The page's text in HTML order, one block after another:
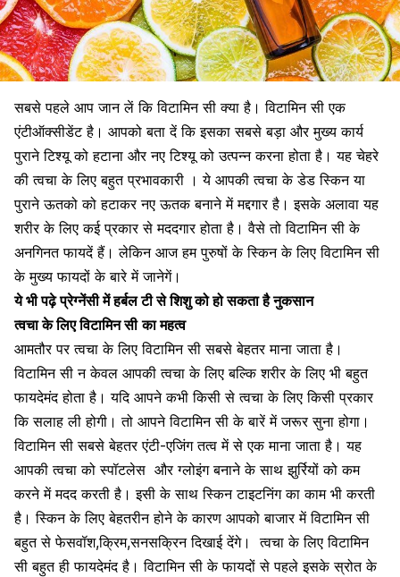
सबसे पहले आप जान लें किविटामिन सी क्या है। विटामिन सी एक
एंटीऑक्सीडेंट है। आपको बता दें कि इसका सबसे बड़ा और मुख्य कार्य
पुराने टिश्यू को हटाना और नए टिश्यू को उत्पन्न करना होता है। यह चेहरे
की त्वचा के लिए बहुत प्रभावकारी । ये आपकीत्वचा के डेड स्किनया
पुराने ऊतको को हटाकर नए ऊतक बनाने में मद्दगार है। इसके अलावा यह
शरीर के लिए कई प्रकार से मददगार होता है। वैसे तो विटामिन सी के
अनगिनत फायदें हैं। लेकिन आज हम पुरुषों केस्किन के लिए विटामिन सी
के मुख्य फायदों के बारे में जानेगें।
ये भी पढ़ेप्रेग्नेंसी में हर्बल टी से शिशु को हो सकता है नुकसान
त्वचा के लिए विटामिन सी का महत्व
आमतौर पर त्वचा के लिएविटामिन सी सबसे बेहतर माना जाता है।
विटामिन सी न केवल आपकी त्वचा के लिए बल्कि शरीर के लिए भी बहुत
फायदेमंद होता है। यदि आपने कभी किसी से त्वचा के लिए किसी प्रकार
कि सलाह ली होगी। तो आपने विटामिन सी के बारें में जरूर सुना होगा।
विटामिन सी सबसे बेहतर एंटी-एजिंग तत्व में से एक माना जाता है। यह
आपकीत्वचा को स्पॉटलेस और ग्लोइंग बनाने के साथ झुर्रियों को कम
करने में मदद करती है। इसी के साथ स्किन टाइटनिंग का काम भी करती
है। स्किन के लिए बेहतरीन होने के कारण आपको बाजार में विटामिन सी
बहुत से फेसवॉश,क्रिम,सनसक्रिन दिखाई देंगे।
त्वचा के लिए विटामिन
सी बहुत ही फायदेमंद है। विटामिन सी के फायदों से पहले इसके स्रोत के